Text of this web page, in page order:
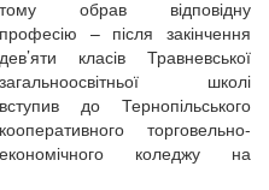
тому обрав відповідну
професію – після закінчення
дев’яти класів Травневської
загальноосвітньої школі
вступив до Тернопільського
кооперативного торговельно-
економічного коледжу на